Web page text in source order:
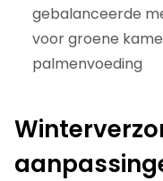
gebalanceerde
voor groene
palmenvoeding